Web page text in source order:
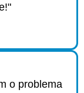
o problema